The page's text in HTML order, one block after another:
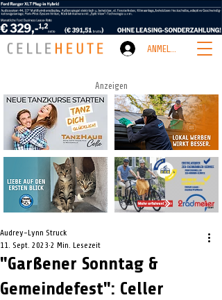
ANMELDEN
Anzeigen
"Garßener Sonntag &
Gemeindefest": Celler
Audrey-Lynn Struck
11. Sept. 2023 2 Min. Lesezeit